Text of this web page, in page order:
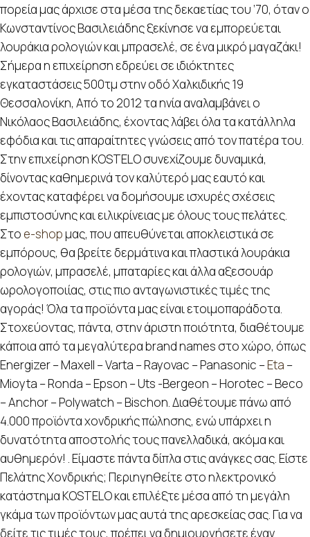
πορεία μας άρχισε στα μέσα της δεκαετίας του ’70, όταν ο
Κωνσταντίνος Βασιλειάδης ξεκίνησε να εμπορεύεται
λουράκια ρολογιών και μπρασελέ, σε ένα μικρό μαγαζάκι!
Σήμερα η επιχείρηση εδρεύει σε ιδιόκτητες
εγκαταστάσεις 500τμ στην οδό Χαλκιδικής 19
Θεσσαλονίκη, Από το 2012 τα ηνία αναλαμβάνει ο
Νικόλαος Βασιλειάδης, έχοντας λάβει όλα τα κατάλληλα
εφόδια και τις απαραίτητες γνώσεις από τον πατέρα του.
Στην επιχείρηση KOSTELO συνεχίζουμε δυναμικά,
δίνοντας καθημερινά τον καλύτερό μας εαυτό και
έχοντας καταφέρει να δομήσουμε ισχυρές σχέσεις
εμπιστοσύνης και ειλικρίνειας με όλους τους πελάτες.
Στο e-shopμας, που απευθύνεται αποκλειστικά σε
εμπόρους, θα βρείτε δερμάτινα και πλαστικά λουράκια
ρολογιών, μπρασελέ, μπαταρίες και άλλα αξεσουάρ
ωρολογοποιίας, στις πιο ανταγωνιστικές τιμές της
αγοράς! Όλα τα προϊόντα μας είναι ετοιμοπαράδοτα.
Στοχεύοντας, πάντα, στην άριστη ποιότητα, διαθέτουμε
κάποια από τα μεγαλύτερα brand names στο χώρο, όπως
Energizer – Maxell – Varta – Rayovac – Panasonic –Eta –
Mioyta – Ronda – Epson – Uts -Bergeon – Horotec – Beco
– Anchor – Polywatch – Bischon. Διαθέτουμε πάνω από
4.000 προϊόντα χονδρικής πώλησης, ενώ υπάρχει η
δυνατότητα αποστολής τους πανελλαδικά, ακόμα και
αυθημερόν! . Είμαστε πάντα δίπλα στις ανάγκες σας. Είστε
Πελάτης Χονδρικής; Περιηγηθείτε στο ηλεκτρονικό
κατάστημα KOSTELO και επιλέξτε μέσα από τη μεγάλη
γκάμα των προϊόντων μας αυτά της αρεσκείας σας. Για να
δείτε τις τιμές τους, πρέπει να δημιουργήσετε έναν